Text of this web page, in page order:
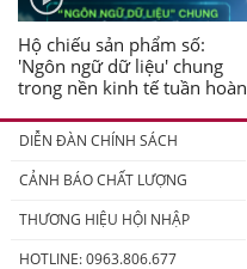
Hộ chiếu sản phẩm số:
'Ngôn ngữ dữ liệu' chung
trong nền kinh tế tuần hoàn
DIỄN ĐÀN CHÍNH SÁCH
CẢNH BÁO CHẤT LƯỢNG
THƯƠNG HIỆU HỘI NHẬP
HOTLINE: 0963.806.677